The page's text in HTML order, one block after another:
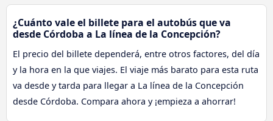
¿Cuánto vale el billete para el autobús que va
desde Córdoba a La línea de la Concepción?
El precio del billete dependerá, entre otros factores, del día
y la hora en la que viajes. El viaje más barato para esta ruta
va desde y tarda para llegar a La línea de la Concepción
desde Córdoba. Compara ahora y ¡empieza a ahorrar!